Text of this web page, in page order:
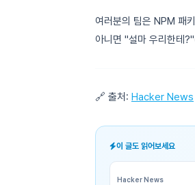
여러분의 팀은 NPM 패
아니면 "설마 우리한테
🔗 출처: Hacker News
이 글도 읽어보세요
Hacker News